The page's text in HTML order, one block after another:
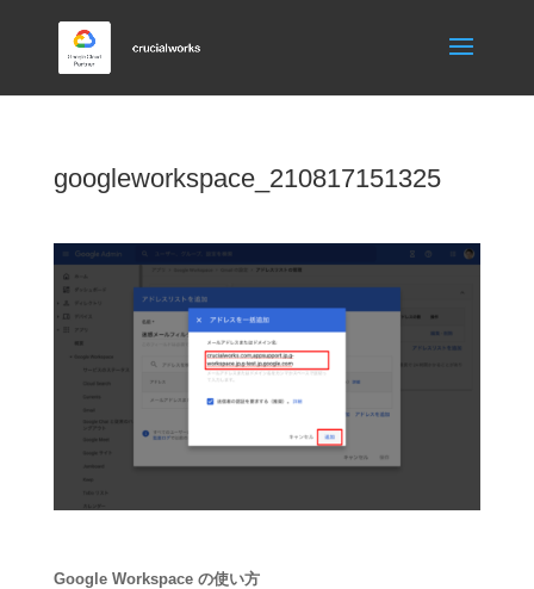
googleworkspace_210817151325
Google Workspace の使い方